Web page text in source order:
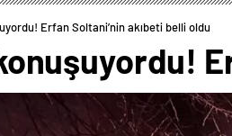
Erfan Soltani’nin akıbeti belli oldu